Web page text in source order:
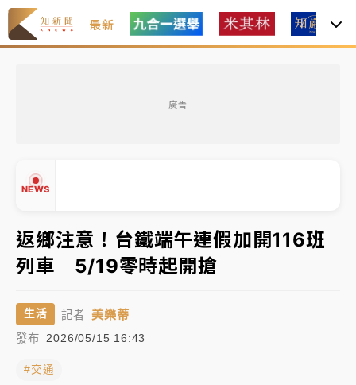
最新
廣告
NEWS
中信慈善基金會想增加董事人數！辜仲諒向法院聲請遭
駁 理由曝光
故宮《龍藏經》特展第2檔！今線上預約開賣一度塞車
周六起展出延長至晚上7時
台東農業處長涉圖利渡假村！東檢抗告成功 今重開羈
父親節泡湯了！中颱白海豚雨彈轟3天 「紅到發紫」降
雨熱區曝
返鄉注意！台鐵端午連假加開116班
列車 5/19零時起開搶
生活 記者 美樂蒂
發布 2026/05/15 16:43
#交通